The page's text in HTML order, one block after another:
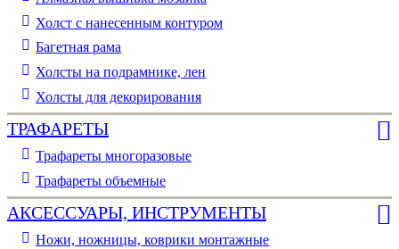
Холст с нанесенным контуром
Багетная рама
Холсты на подрамнике, лен
Холсты для декорирования
ТРАФАРЕТЫ
Трафареты многоразовые
Трафареты объемные
АКСЕССУАРЫ, ИНСТРУМЕНТЫ
Ножи, ножницы, коврики монтажные